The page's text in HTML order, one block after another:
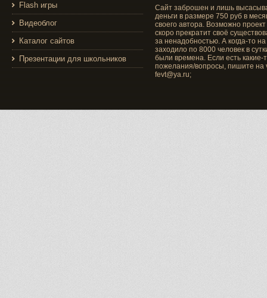
Flash игры
Видеоблог
Каталог сайтов
Презентации для школьников
Сайт заброшен и лишь
деньги в размере 750 руб в
своего автора. Возможно проект
скоро прекратит своё
за ненадобностью. А когда-то на
заходило по 8000 человек в
были времена. Если есть какие-
пожелания/вопросы, пишите на
fevt@ya.ru;